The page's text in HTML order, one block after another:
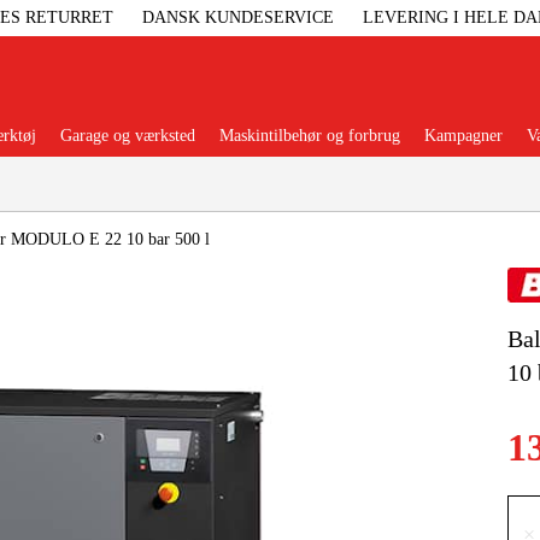
RETURRET DANSK KUNDESERVICE LEVERING I HELE
Garage og værksted Maskintilbehør og forbrug Kampagner
MODULO E 22 10 bar 500 l
10
×